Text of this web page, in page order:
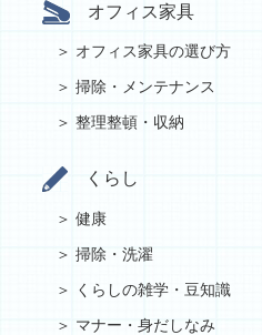
オフィス家具
オフィス家具の選び方
掃除・メンテナンス
整理整頓・収納
くらし
健康
掃除・洗濯
くらしの雑学・豆知識
マナー・身だしなみ